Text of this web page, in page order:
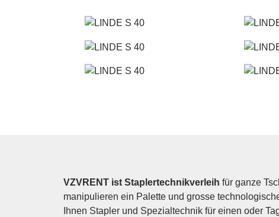
VZVRENT ist Staplertechnikverleih für ganze
manipulieren ein Palette und grosse
Ihnen Stapler und Spezialtechnik für einen oder